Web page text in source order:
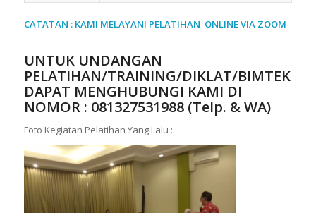
CATATAN : KAMI MELAYANI PELATIHAN ONLINE VIA ZOOM
UNTUK UNDANGAN
PELATIHAN/TRAINING/DIKLAT/BIMTEK
DAPAT MENGHUBUNGI KAMI DI
NOMOR : 081327531988 (Telp. & WA)
Foto Kegiatan Pelatihan Yang Lalu :